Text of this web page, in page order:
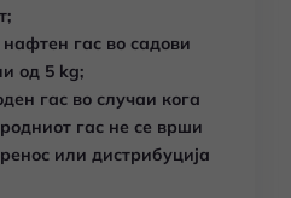
нафтен гас во садови
од 5 kg;
гас во случаи кога
гас не се врши
или дистрибуција